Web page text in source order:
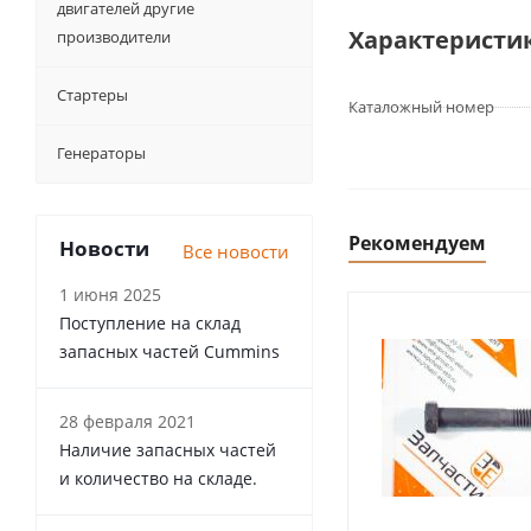
Каталожный номер
Рекомендуем
двигателей другие
производители
Стартеры
Генераторы
Новости Все новости
1 июня 2025
Поступление на склад
запасных частей Cummins
28 февраля 2021
Наличие запасных частей
и количество на складе.